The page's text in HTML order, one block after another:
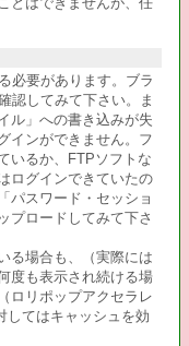
必要があります。ブラ
認してみて下さい。ま
ル」への書き込みが失
インができません。フ
いるか、FTPソフトな
ログインできていたの
パスワード・セッショ
プロードしてみて下さ
る場合も、（実際には
度も表示され続ける場
ロリポップアクセラレ
してはキャッシュを効